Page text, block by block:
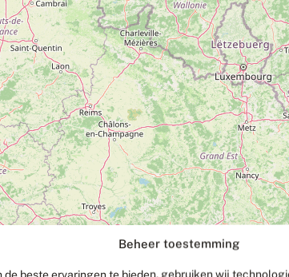
Beheer toestemming
de beste ervaringen te bieden, gebruiken wij